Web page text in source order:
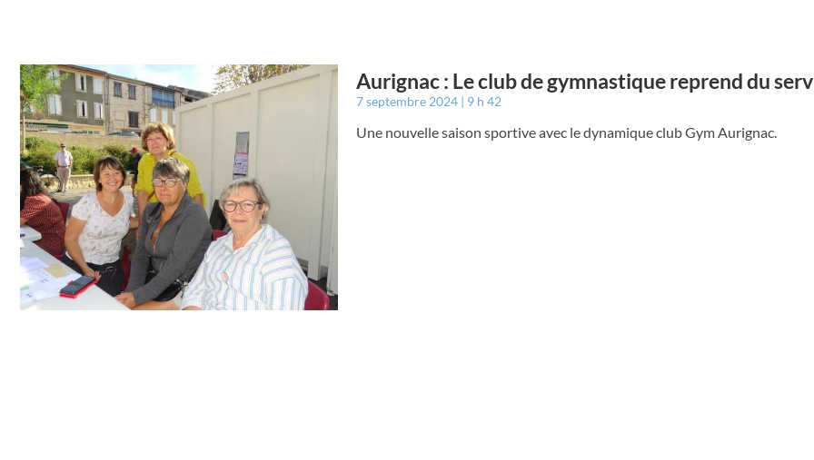
Aurignac : Le club de gymnastique reprend du
7 septembre 2024 9 h 42
Une nouvelle saison sportive avec le dynamique club Gym Aurignac.